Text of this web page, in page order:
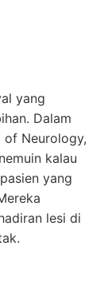
yang
Dalam
of Neurology,
kalau
yang
lesi di